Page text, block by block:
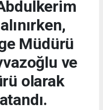
Müdürü
ve
olarak